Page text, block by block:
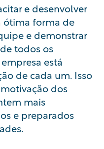
e desenvolver
ótima forma de
e demonstrar
todos os
está
de cada um. Isso
dos
mais
e preparados